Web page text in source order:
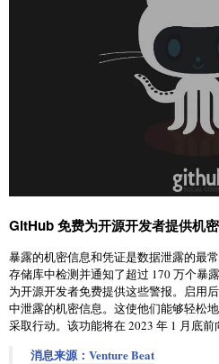
GitHub 免费为开源开发者提供机
暴露的机密信息和凭证是数据泄露的最
存储库中检测并通知了超过 170 万个暴
为开源开发者免费提供这些警报。启用
中泄露的机密信息。这使他们能够轻松
采取行动。该功能将在 2023 年 1 月底前
消息来源：Venture Beat